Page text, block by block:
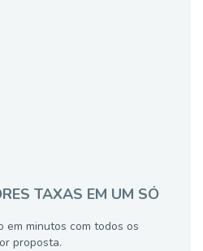
TAXAS EM UM SÓ
em minutos com todos os
proposta.